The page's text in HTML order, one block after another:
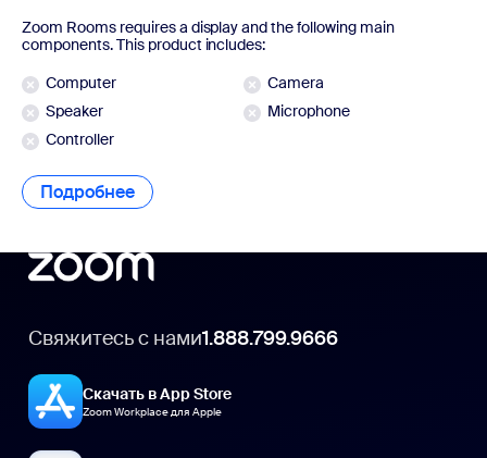
Zoom Rooms requires a display and the following main
components. This product includes:
Computer
Camera
Speaker
Microphone
Controller
Подробнее Подробнее
Свяжитесь с нами1.888.799.9666
Скачать в App Store
Zoom Workplace для Apple